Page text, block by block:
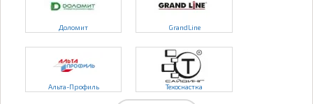
Доломит GrandLine
Альта-Профиль Техоснастка